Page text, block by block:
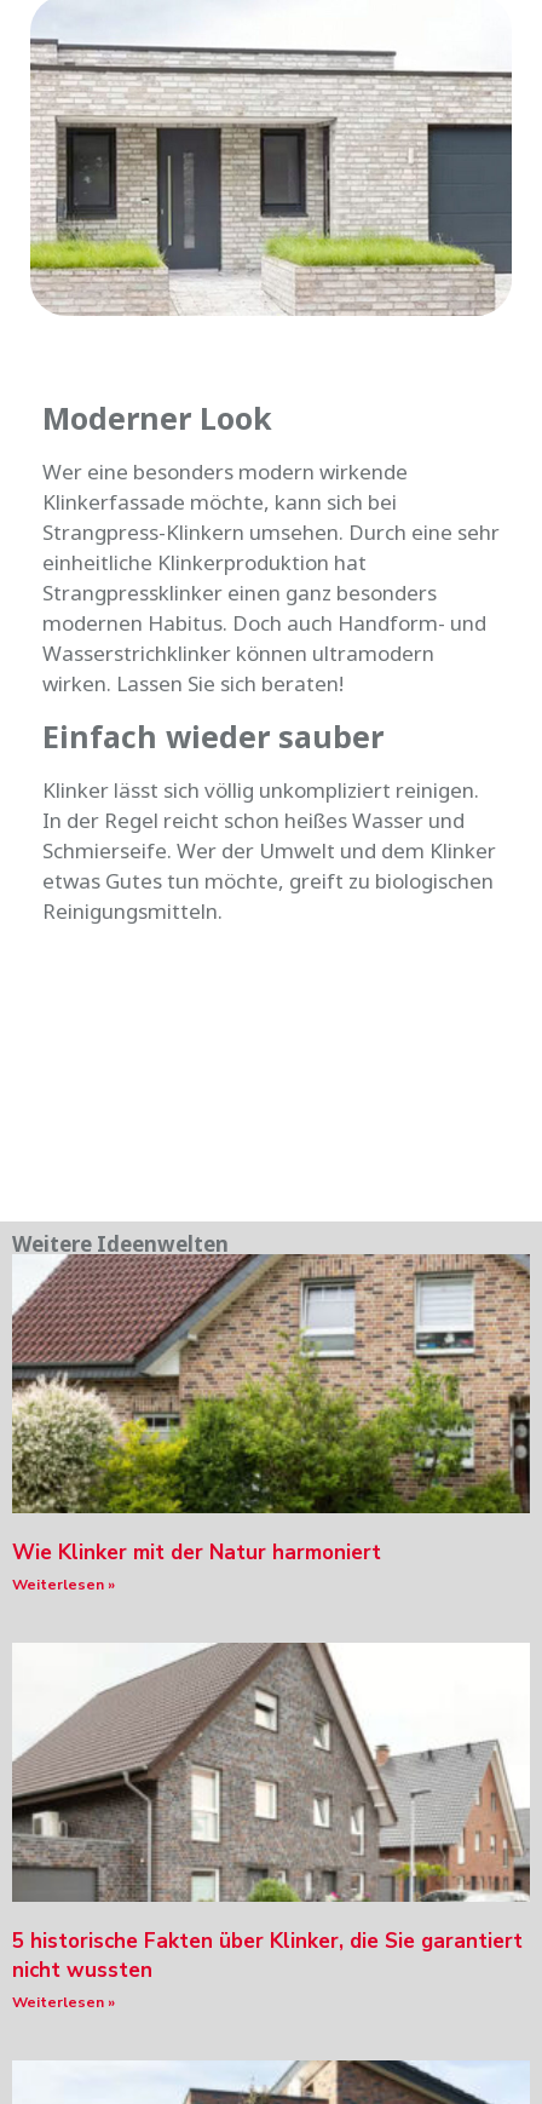
Moderner Look
Wer eine besonders modern wirkende
Klinkerfassade möchte, kann sich bei
Strangpress-Klinkern umsehen. Durch eine sehr
einheitliche Klinkerproduktion hat
Strangpressklinker einen ganz besonders
modernen Habitus. Doch auch Handform- und
Wasserstrichklinker können ultramodern
wirken. Lassen Sie sich beraten!
Einfach wieder sauber
Klinker lässt sich völlig unkompliziert reinigen.
In der Regel reicht schon heißes Wasser und
Schmierseife. Wer der Umwelt und dem Klinker
etwas Gutes tun möchte, greift zu biologischen
Reinigungsmitteln.
Weitere Ideenwelten
Wie Klinker mit der Natur harmoniert
Weiterlesen »
5 historische Fakten über Klinker, die Sie garantiert
nicht wussten
Weiterlesen »